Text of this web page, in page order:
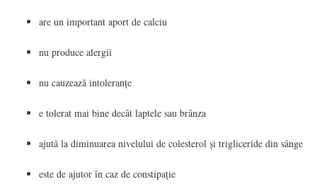
are un important aport de calciu
nu produce alergii
nu cauzează intoleranțe
e tolerat mai bine decât laptele sau brânza
ajută la diminuarea nivelului de colesterol și trigliceride din sânge
este de ajutor în caz de constipație